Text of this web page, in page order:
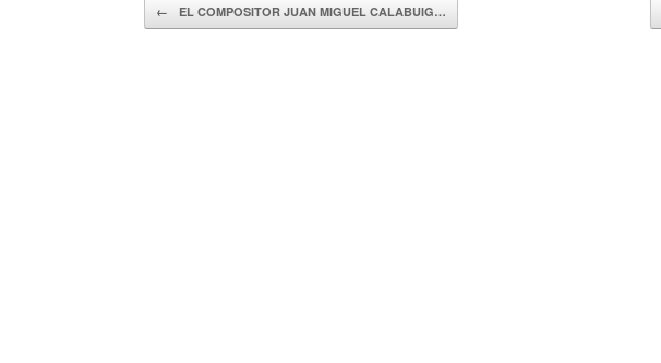
← EL COMPOSITOR JUAN MIGUEL CALABUIG…